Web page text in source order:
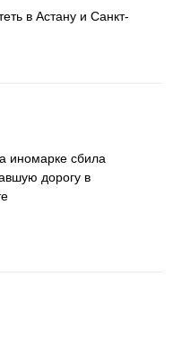
в Астану и Санкт-
иномарке сбила
дорогу в